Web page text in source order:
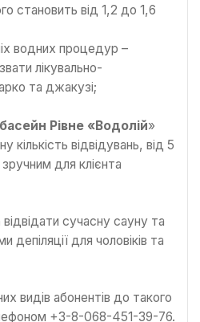
становить від 1,2 до 1,6
водних процедур –
лікувально-
та джакузі;
Рівне «Водолій»
кількість відвідувань, від 5
для клієнта
сучасну сауну та
депіляції для чоловіків та
видів абонентів до такого
+3-8-068-451-39-76.